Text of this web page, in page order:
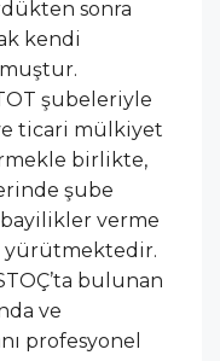
sonra
kendi
şubeleriyle
ticari mülkiyet
birlikte,
şube
verme
yürütmektedir.
bulunan
ve
profesyonel